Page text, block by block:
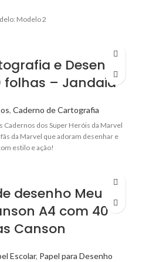
Modelo 2
e Desenho
folhas – Jandaia
, Caderno de Cartografia
Cadernos dos Super Heróis da Marvel
da Marvel que adoram desenhar e
estilo e ação!
desenho Meu
A4 com 40
Canson
Escolar, Papel para Desenho